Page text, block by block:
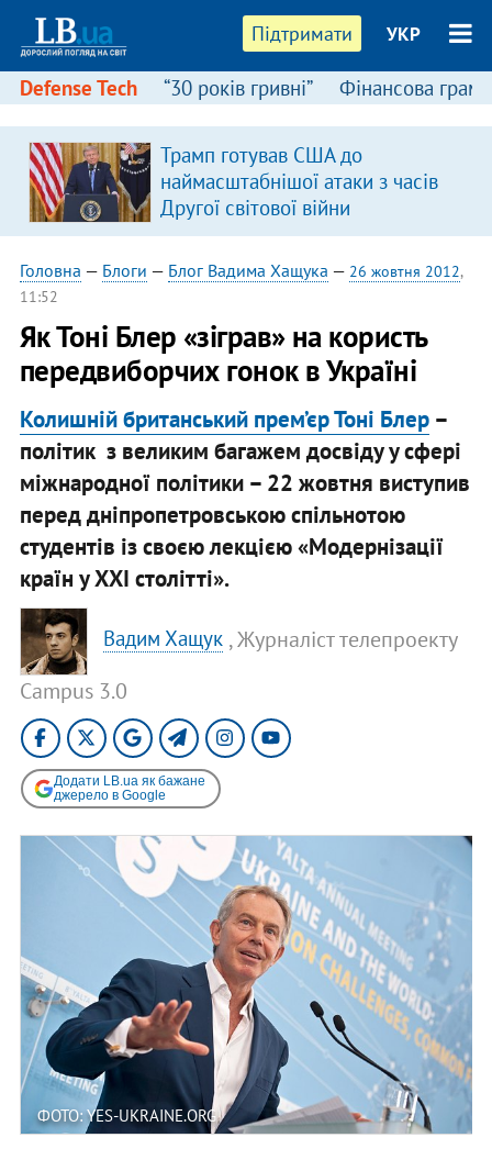
Підтримати УКР
Defense Tech “30 років гривні” Фінансова
Трамп готував США до
наймасштабнішої атаки з часів
Другої світової війни
Головна — Блоги — Блог Вадима Хащука — 26 жовтня 2012,
11:52
Як Тоні Блер «зіграв» на користь
передвиборчих гонок в Україні
Колишній британський прем’єр Тоні Блер–
політик з великим багажем досвіду у сфері
міжнародної політики – 22 жовтня виступив
перед дніпропетровською спільнотою
студентів із своєю лекцією «Модернізації
країн у ХХІ столітті».
Вадим Хащук , Журналіст телепроекту
Campus 3.0
Додати LB.ua як бажане
джерело в Google
ФОТО: YES-UKRAINE.ORG